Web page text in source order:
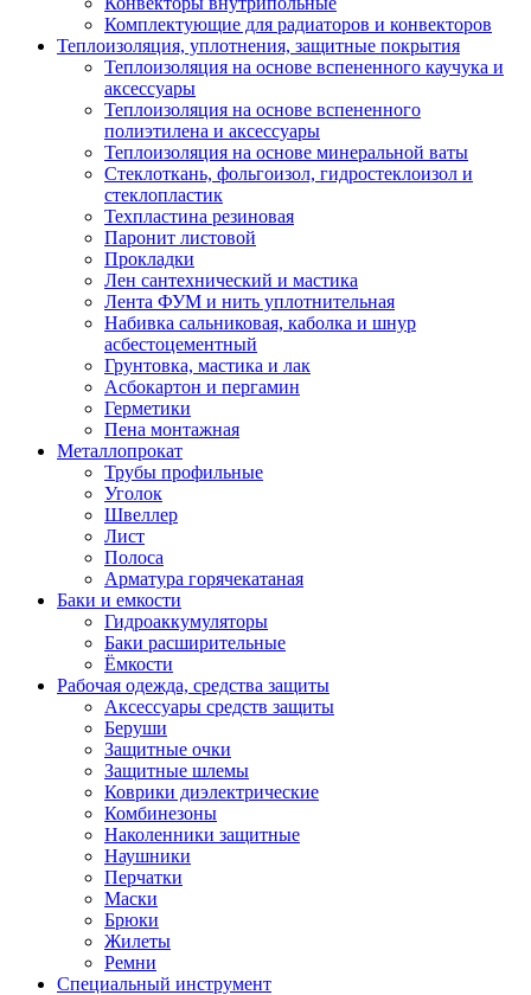
Комплектующие для радиаторов и конвекторов
Теплоизоляция, уплотнения, защитные покрытия
Теплоизоляция на основе вспененного каучука и
аксессуары
Теплоизоляция на основе вспененного
полиэтилена и аксессуары
Теплоизоляция на основе минеральной ваты
Стеклоткань, фольгоизол, гидростеклоизол и
стеклопластик
Техпластина резиновая
Паронит листовой
Прокладки
Лен сантехнический и мастика
Лента ФУМ и нить уплотнительная
Набивка сальниковая, каболка и шнур
асбестоцементный
Грунтовка, мастика и лак
Асбокартон и пергамин
Герметики
Пена монтажная
Металлопрокат
Трубы профильные
Уголок
Швеллер
Лист
Полоса
Арматура горячекатаная
Баки и емкости
Гидроаккумуляторы
Баки расширительные
Ёмкости
Рабочая одежда, средства защиты
Аксессуары средств защиты
Беруши
Защитные очки
Защитные шлемы
Коврики диэлектрические
Комбинезоны
Наколенники защитные
Наушники
Перчатки
Маски
Брюки
Жилеты
Ремни
Специальный инструмент